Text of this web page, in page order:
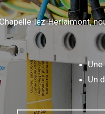
lez-Herlaimont,
Une
Un